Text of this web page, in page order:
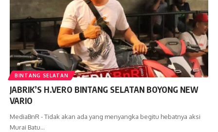
BINTANG SELATAN
JABRIK’S H.VERO BINTANG SELATAN BOYONG NEW
VARIO
MediaBnR - Tidak akan ada yang menyangka begitu hebatnya aksi
Murai Batu…